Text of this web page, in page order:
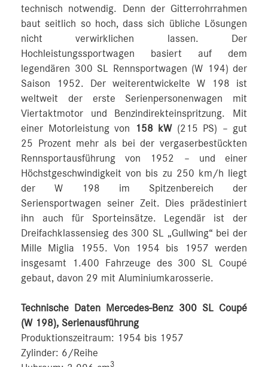
technisch notwendig. Denn der Gitterrohrrahmen
baut seitlich so hoch, dass sich übliche Lösungen
nicht verwirklichen lassen. Der
Hochleistungssportwagen basiert auf dem
legendären 300 SL Rennsportwagen (W 194) der
Saison 1952. Der weiterentwickelte W 198 ist
weltweit der erste Serienpersonenwagen mit
Viertaktmotor und Benzindirekteinspritzung. Mit
einer Motorleistung von
158 kW(215 PS) – gut
25 Prozent mehr als bei der vergaserbestückten
Rennsportausführung von 1952 – und einer
Höchstgeschwindigkeit von bis zu 250 km/h liegt
der W 198 im Spitzenbereich der
Seriensportwagen seiner Zeit. Dies prädestiniert
ihn auch für Sporteinsätze. Legendär ist der
Dreifachklassensieg des 300 SL „Gullwing“ bei der
Mille Miglia 1955. Von 1954 bis 1957 werden
insgesamt 1.400 Fahrzeuge des 300 SL Coupé
gebaut, davon 29 mit Aluminiumkarosserie.
Technische Daten Mercedes-Benz 300 SL Coupé
(W 198), Serienausführung
Produktionszeitraum: 1954 bis 1957
Zylinder: 6/Reihe
3